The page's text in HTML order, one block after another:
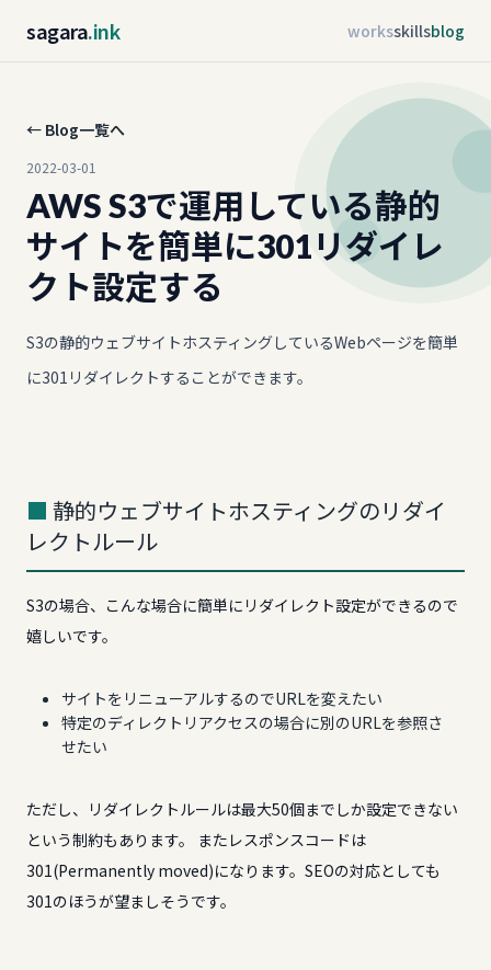
sagara.ink worksskillsblog
← Blog一覧へ
2022-03-01
AWS S3で運用している静的
サイトを簡単に301リダイレ
クト設定する
S3の静的ウェブサイトホスティングしているWebページを簡単
に301リダイレクトすることができます。
静的ウェブサイトホスティングのリダイ
レクトルール
S3の場合、こんな場合に簡単にリダイレクト設定ができるので
嬉しいです。
サイトをリニューアルするのでURLを変えたい
特定のディレクトリアクセスの場合に別のURLを参照さ
せたい
ただし、リダイレクトルールは最大50個までしか設定できない
という制約もあります。 またレスポンスコードは
301(Permanently moved)になります。SEOの対応としても
301のほうが望ましそうです。